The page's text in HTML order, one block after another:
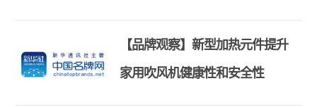
【品牌观察】新型加热元件提升
家用吹风机健康性和安全性